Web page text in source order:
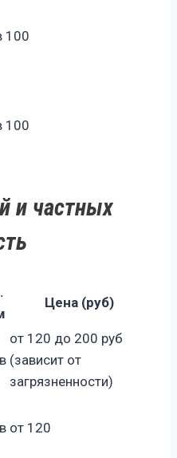
100
100
и частных
Цена (руб)
от 120 до 200 руб
(зависит от
загрязненности)
от 120